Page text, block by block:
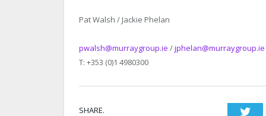
Pat Walsh / Jackie Phelan
pwalsh@murraygroup.ie /jphelan@murraygroup.ie
T: +353 (0)1 4980300
SHARE.